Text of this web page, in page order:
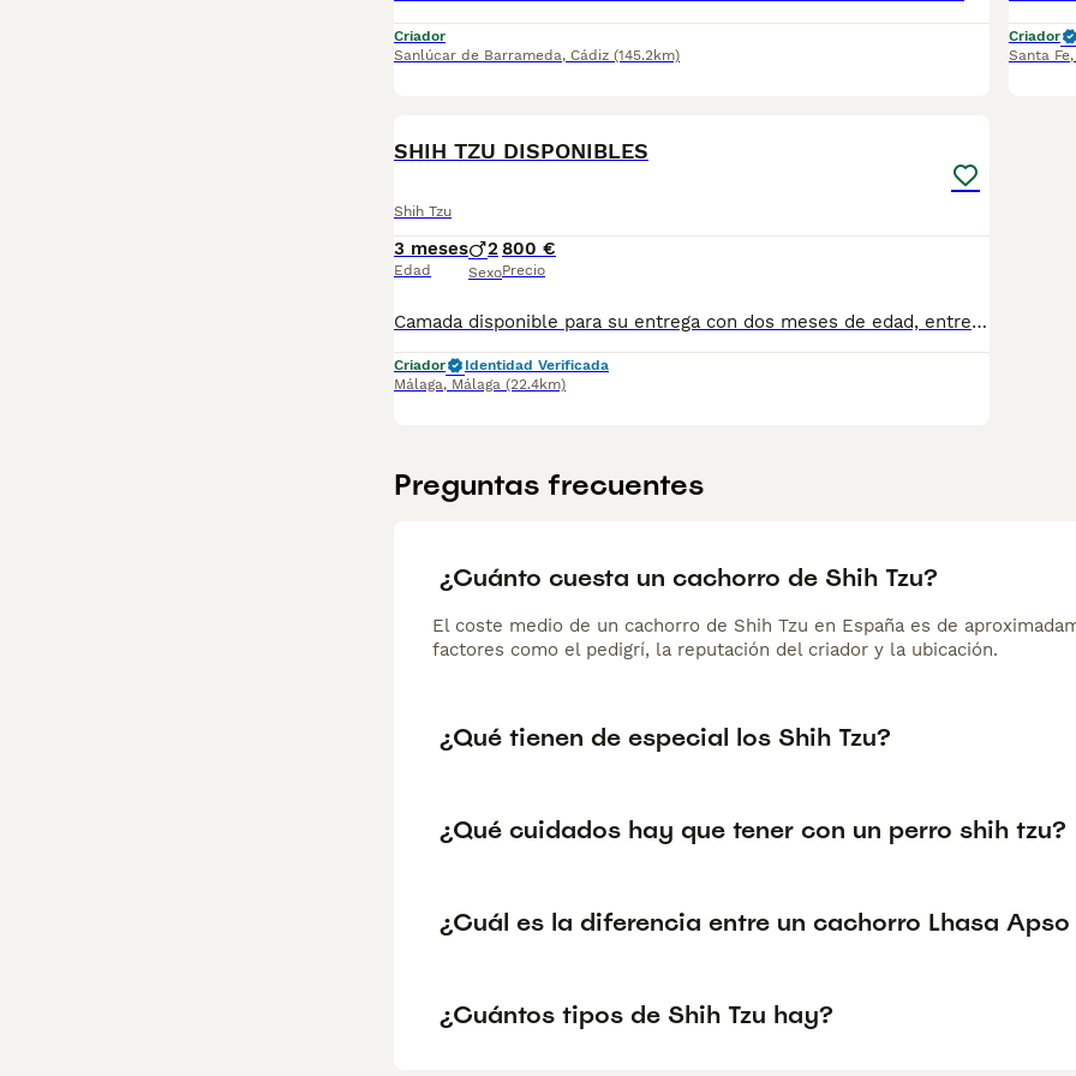
Criador
Sanlúcar de Barrameda, Cádiz (145.2km)
Criador
Santa Fe,
SHIH TZU DISPONIBLES
Shih Tzu
3 meses
Edad
2
Sexo
800 €
Precio
Camada disponible para su entrega con dos meses de edad, entregamos con vacunas correspondientes, desparasitados y cartilla sanitaria. Cachorros muy chatitos y mucho pelo. Garantía vírica y congénita. www.cachorroscaralta.es
Criador
Identidad Verificada
Málaga, Málaga (22.4km)
Preguntas frecuentes
¿Cuánto cuesta un cachorro de Shih Tzu?
El coste medio de un cachorro de Shih Tzu en España es de
factores como el pedigrí, la reputación del criador y la ubicación.
¿Qué tienen de especial los Shih Tzu?
¿Qué cuidados hay que tener con un perro shih tzu?
¿Cuál es la diferencia entre un cachorro Lhasa Apso
¿Cuántos tipos de Shih Tzu hay?